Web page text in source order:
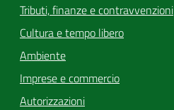
Tributi, finanze e contravvenzioni
Cultura e tempo libero
Ambiente
Imprese e commercio
Autorizzazioni